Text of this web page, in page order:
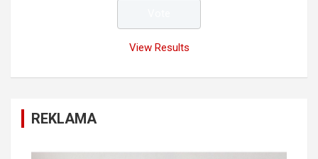
View Results
REKLAMA